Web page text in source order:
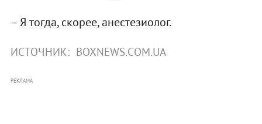
– Я тогда, скорее, анестезиолог.
ИСТОЧНИК: BOXNEWS.COM.UA
РЕКЛАМА